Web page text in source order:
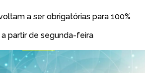
a ser obrigatórias para 100%
partir de segunda-feira